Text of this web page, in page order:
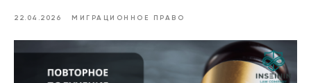
22.04.2026 МИГРАЦИОННОЕ ПРАВО